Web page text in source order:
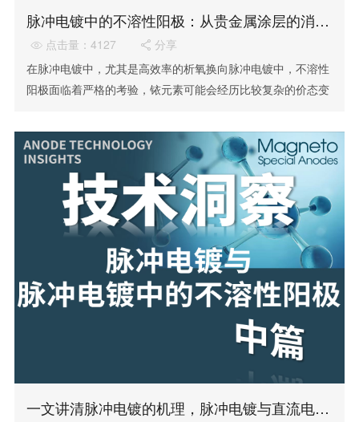
脉冲电镀中的不溶性阳极：从贵金属涂层的消耗机理看挑战与解决方案
 点击量：4127  分享
在脉冲电镀中，尤其是高效率的析氧换向脉冲电镀中，不溶性
阳极面临着严格的考验，铱元素可能会经历比较复杂的价态变
一文讲清脉冲电镀的机理，脉冲电镀与直流电镀的扩散传质行为有何不同？